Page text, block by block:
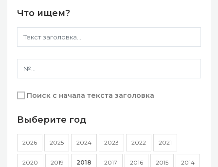
Что ищем?
Поиск с начала текста заголовка
Выберите год
2026 2025 2024 2023 2022 2021
2020 2019 2018 2017 2016 2015 2014